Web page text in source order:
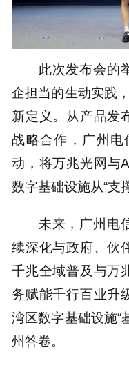
此次发布会的
企担当的生动实践
新定义。从产品发
战略合作，广州电
动，将万兆光网与
数字基础设施从“支
未来，广州电
续深化与政府、伙
千兆全域普及与万
务赋能千行百业升
湾区数字基础设施“
州答卷。